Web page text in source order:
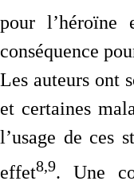
pour l’héroïne
conséquence
Les auteurs ont
et certaines
l’usage de ces
effet8,9. Une